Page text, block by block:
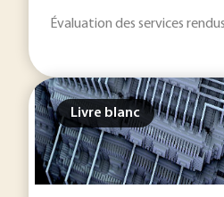
Évaluation des services
Livre blanc